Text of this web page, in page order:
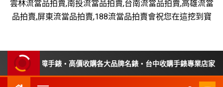
雲林流當品拍賣,南投流當品拍賣,台南流當品拍賣,高雄流當
品拍賣,屏東流當品拍賣,188流當品拍賣會祝您在這挖到寶
收購故障手錶・高價收購各大品牌名錶・台中收購手錶專業店家・平